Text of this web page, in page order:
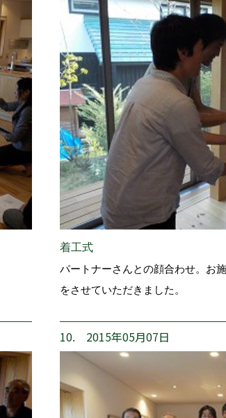
着工式
パートナーさんとの顔合わせ。お
をさせていただきました。
10. 2015年05月07日